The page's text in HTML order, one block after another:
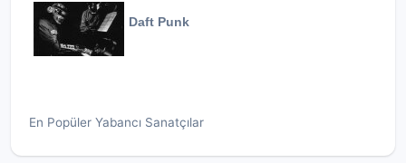
Daft Punk
En Popüler Yabancı Sanatçılar